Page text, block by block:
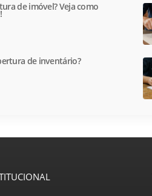
de imóvel? Veja como
de inventário?